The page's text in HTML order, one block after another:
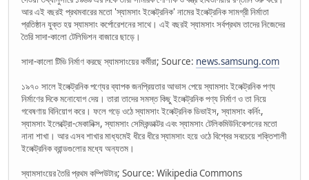
আর এই বছরই প্রথমবারের মতো 'স্যামসাং ইলেক্ট্রনিক' নামের ইলেক্ট্রনিক সামগ্রী নির্মাতা
প্রতিষ্ঠান যুক্ত হয় স্যামসাং কর্পোরেশনের সাথে। এই বছরই স্যামসাং সর্বপ্রথম তাদের নিজেদের
তৈরি সাদা-কালো টেলিভিশন বাজারে ছাড়ে।
সাদা-কালো টিভি নির্মাণ করছে স্যামসাংয়ের কর্মীরা; Source: news.samsung.com
১৯৭০ সালে ইলেক্ট্রনিক পণ্যের ব্যাপক জনপ্রিয়তার আভাস পেয়ে স্যামসাং ইলেক্ট্রনিক পণ্য
নির্মাণের দিকে মনোযোগ দেয়। তারা তাদের সমস্ত কিছু ইলেক্ট্রনিক পণ্য নির্মাণ ও তা নিয়ে
গবেষণায় বিনিয়োগ করে। ফলে গড়ে ওঠে স্যামসাং ইলেক্ট্রনিক ডিভাইস, স্যামসাং কর্নিং,
স্যামসাং ইলেক্ট্রো-মেকানিক্স, স্যামসাং সেমিকন্ডাক্টর এবং স্যামসাং টেলিকমিউনিকেশনের মতো
নানা শাখা। আর এসব শাখার মাধ্যমেই ধীরে ধীরে স্যামসাং হয়ে ওঠে বিশ্বের সবচেয়ে শক্তিশালী
ইলেক্ট্রনিক ব্রান্ডগুলোর মধ্যে অন্যতম।
স্যামসাংয়ের তৈরি প্রথম কম্পিউটার; Source: Wikipedia Commons